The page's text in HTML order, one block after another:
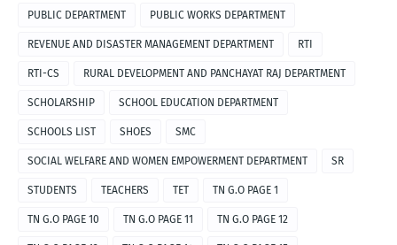
PUBLIC DEPARTMENT PUBLIC WORKS DEPARTMENT
REVENUE AND DISASTER MANAGEMENT DEPARTMENT RTI
RTI-CS RURAL DEVELOPMENT AND PANCHAYAT RAJ DEPARTMENT
SCHOLARSHIP SCHOOL EDUCATION DEPARTMENT
SCHOOLS LIST SHOES SMC
SOCIAL WELFARE AND WOMEN EMPOWERMENT DEPARTMENT SR
STUDENTS TEACHERS TET TN G.O PAGE 1
TN G.O PAGE 10 TN G.O PAGE 11 TN G.O PAGE 12